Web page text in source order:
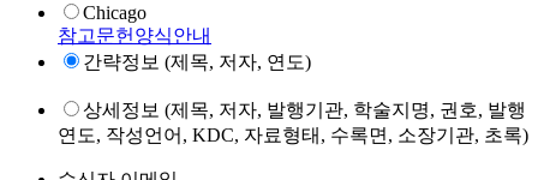
Chicago
참고문헌양식안내
간략정보 (제목, 저자, 연도)
상세정보 (제목, 저자, 발행기관, 학술지명, 권호, 발행
연도, 작성언어, KDC, 자료형태, 수록면, 소장기관, 초록)